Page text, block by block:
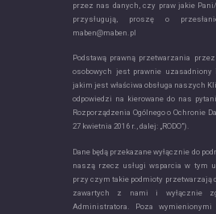
przez nas danych, czy praw jakie
przysługują, proszę o
maben@maben.pl
Podstawą prawną przetwarzania
osobowych jest prawnie
jakim jest właściwa obsługa naszych
odpowiedzi na kierowane do nas
Rozporządzenia Ogólnego o Ochronie
27 kwietnia 2016 r., dalej: „RODO”).
Dane będą przekazane wyłącznie do
naszą rzecz usługi wsparcia w tym
przy czym takie podmioty przetwarzają
zawartych z nami i wyłącznie
Administratora. Poza wymienionymi